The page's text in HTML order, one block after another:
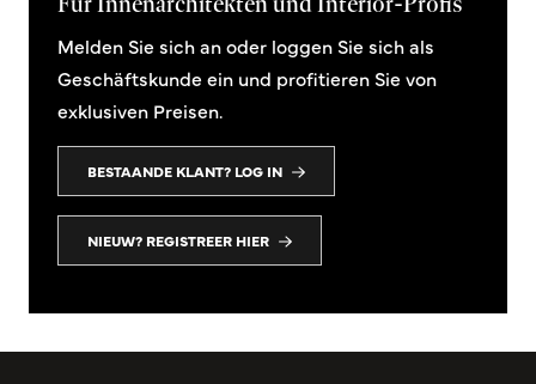
Melden Sie sich an oder loggen Sie sich als
Geschäftskunde ein und profitieren Sie von
exklusiven Preisen.
BESTAANDE KLANT? LOG IN
NIEUW? REGISTREER HIER